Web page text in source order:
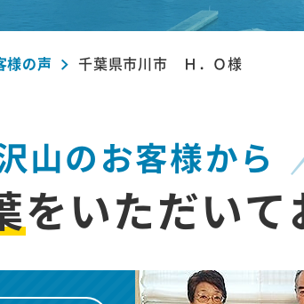
様の声 千葉県市川市 Ｈ．Ｏ様
山のお客様から
をいただいて